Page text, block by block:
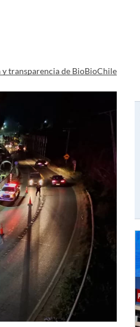
y transparencia de BioBioChile